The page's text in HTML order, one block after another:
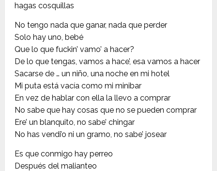
hagas cosquillas
No tengo nada que ganar, nada que perder
Solo hay uno, bebé
Que lo que fuckin’ vamo’ a hacer?
De lo que tengas, vamos a hace’, esa vamos a hacer
Sacarse de … un niño, una noche en mi hotel
Mi puta está vacía como mi minibar
En vez de hablar con ella la llevo a comprar
No sabe que hay cosas que no se pueden comprar
Ere’ un blanquito, no sabe’ chingar
No has vendi’o ni un gramo, no sabe’ josear
Es que conmigo hay perreo
Después del malianteo